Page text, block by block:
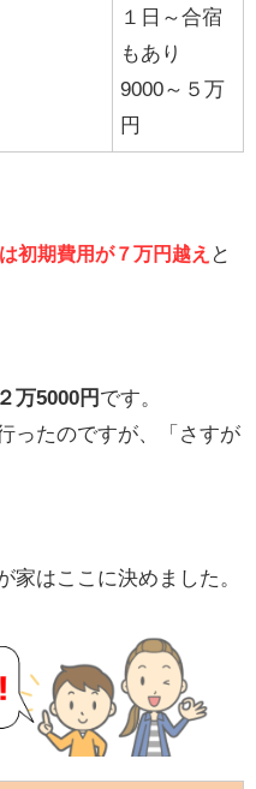
１日～合宿
もあり
9000～５万
円
初期費用が７万円 越え と
万5000円 です。
ったのですが、「さすが
家はここに決めました。